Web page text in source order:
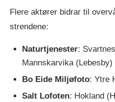
Flere aktører bidrar til
strendene:
Naturtjenester:
Mannskarvika (Lebesby)
Bo Eide Miljøfoto: Ytre
Salt Lofoten: Hokland